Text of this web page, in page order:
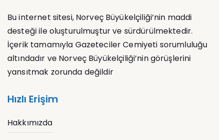
Bu internet sitesi, Norveç Büyükelçiliği’nin maddi
desteği ile oluşturulmuştur ve sürdürülmektedir.
İçerik tamamıyla Gazeteciler Cemiyeti sorumluluğu
altındadır ve Norveç Büyükelçiliği’nin görüşlerini
yansıtmak zorunda değildir
Hızlı Erişim
Hakkımızda